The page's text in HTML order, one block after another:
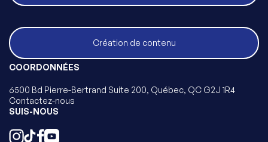
Création de contenu
COORDONNÉES
6500 Bd Pierre-Bertrand Suite 200, Québec, QC G2J 1R4
Contactez-nous
SUIS-NOUS